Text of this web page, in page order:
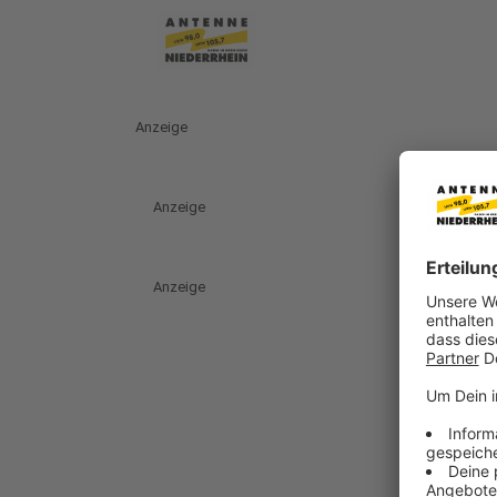
Anzeige
Anzeige
Anzeige